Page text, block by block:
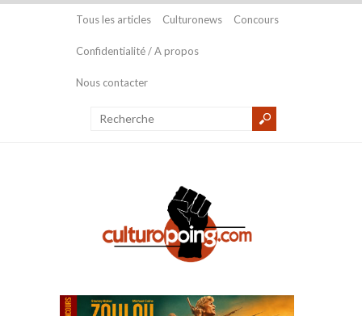
Tous les articles Culturonews Concours
Confidentialité / A propos
Nous contacter